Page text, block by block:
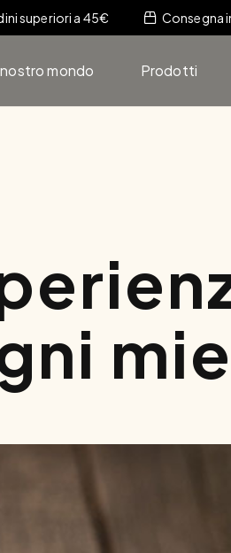
superiori a 45€ Consegna
nostro mondo Prodotti